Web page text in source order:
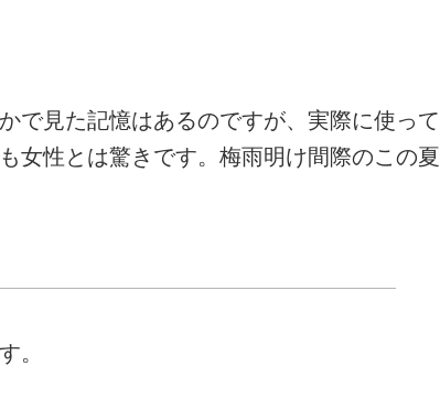
で見た記憶はあるのですが、実際に使って
女性とは驚きです。梅雨明け間際のこの夏
。